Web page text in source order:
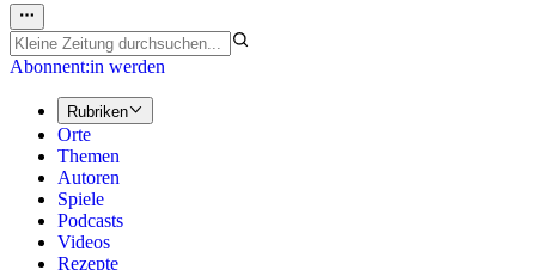
Abonnent:in werden
Rubriken
Orte
Themen
Autoren
Spiele
Podcasts
Videos
Rezepte